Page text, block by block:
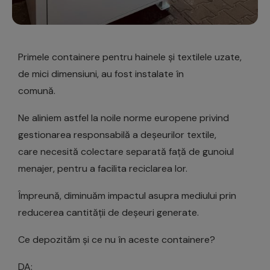
Primele containere pentru hainele și textilele uzate,
de mici dimensiuni, au fost instalate în
comună.
Ne aliniem astfel la noile norme europene privind
gestionarea responsabilă a deșeurilor textile,
care necesită colectare separată față de gunoiul
menajer, pentru a facilita reciclarea lor.
Împreună, diminuăm impactul asupra mediului prin
reducerea cantității de deșeuri generate.
Ce depozităm și ce nu în aceste containere?
DA: